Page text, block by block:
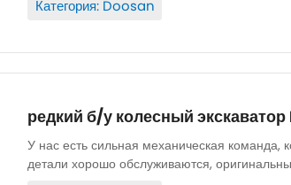
Категория: Doosan
редкий б/у колесный
У нас есть сильная механическая команда,
детали хорошо обслуживаются,